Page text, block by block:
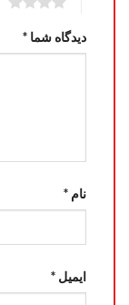
دیدگاه شما *
نام *
ایمیل *